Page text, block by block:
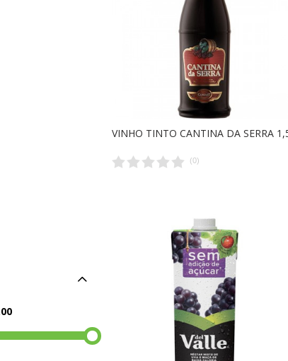
VINHO TINTO CANTINA DA SERRA
(0)